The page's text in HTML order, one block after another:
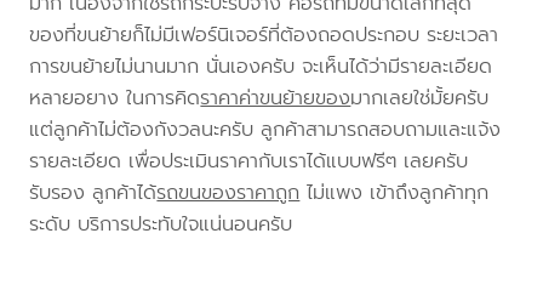
ของที่ขนย้ายก็ไม่มีเฟอร์นิเจอร์ที่ต้องถอดประกอบ ระยะเวลา
การขนย้ายไม่นานมาก นั่นเองครับ จะเห็นได้ว่ามีรายละเอียด
หลายอยาง ในการคิดราคาค่าขนย้ายของมากเลยใช่มั้ยครับ
แต่ลูกค้าไม่ต้องกังวลนะครับ ลูกค้าสามารถสอบถามและแจ้ง
รายละเอียด เพื่อประเมินราคากับเราได้แบบฟรีๆ เลยครับ
รับรอง ลูกค้าได้รถขนของราคาถูกไม่แพง เข้าถึงลูกค้าทุก
ระดับ บริการประทับใจแน่นอนครับ